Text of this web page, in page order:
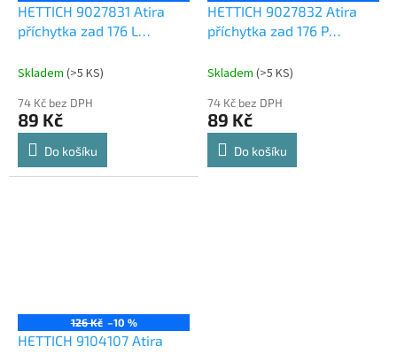
HETTICH 9027831 Atira
příchytka zad 176 L
Skladem (>5 KS)
74 Kč bez DPH
89 Kč
Do košíku
HETTICH 9027832 Atira
příchytka zad 176 P
Skladem (>5 KS)
74 Kč bez DPH
89 Kč
Do košíku
126 Kč –10 %
HETTICH 9104107 Atira